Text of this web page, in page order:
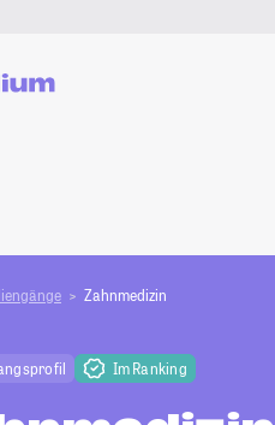
Zahnmedizin
Im Ranking